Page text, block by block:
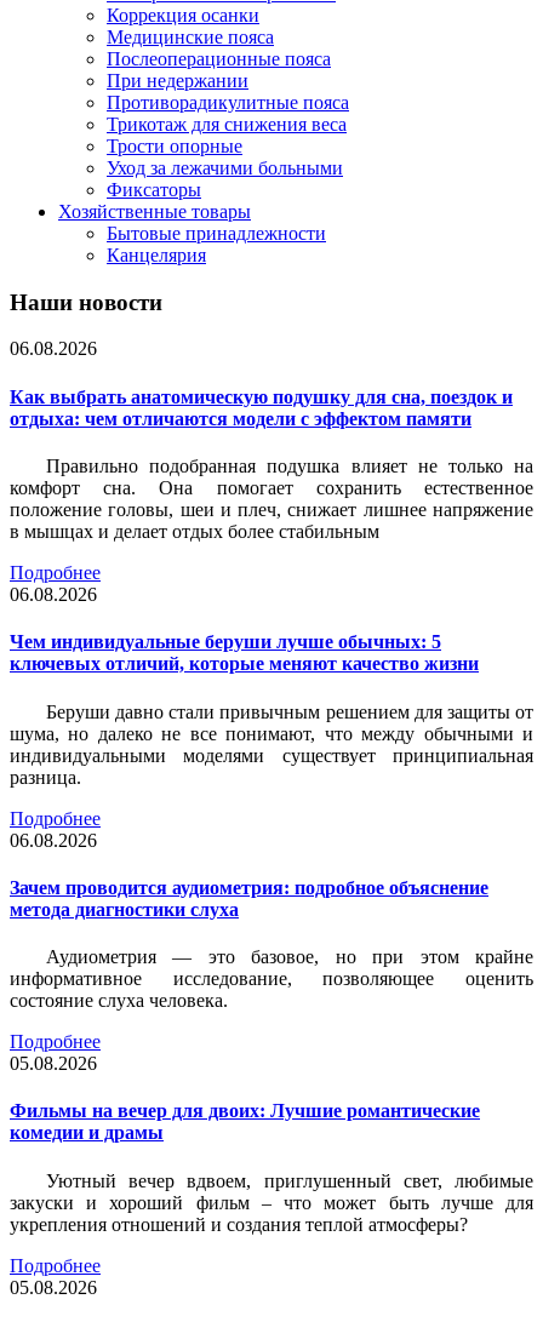
Коррекция осанки
Медицинские пояса
Послеоперационные пояса
При недержании
Противорадикулитные пояса
Трикотаж для снижения веса
Трости опорные
Уход за лежачими больными
Фиксаторы
Хозяйственные товары
Бытовые принадлежности
Канцелярия
Наши новости
06.08.2026
Как выбрать анатомическую подушку для сна, поездок и
отдыха: чем отличаются модели с эффектом памяти
Правильно подобранная подушка влияет не только на
комфорт сна. Она помогает сохранить естественное
положение головы, шеи и плеч, снижает лишнее напряжение
в мышцах и делает отдых более стабильным
Подробнее
06.08.2026
Чем индивидуальные беруши лучше обычных: 5
ключевых отличий, которые меняют качество жизни
Беруши давно стали привычным решением для защиты от
шума, но далеко не все понимают, что между обычными и
индивидуальными моделями существует принципиальная
разница.
Подробнее
06.08.2026
Зачем проводится аудиометрия: подробное объяснение
метода диагностики слуха
Аудиометрия — это базовое, но при этом крайне
информативное исследование, позволяющее оценить
состояние слуха человека.
Подробнее
05.08.2026
Фильмы на вечер для двоих: Лучшие романтические
комедии и драмы
Уютный вечер вдвоем, приглушенный свет, любимые
закуски и хороший фильм – что может быть лучше для
укрепления отношений и создания теплой атмосферы?
Подробнее
05.08.2026